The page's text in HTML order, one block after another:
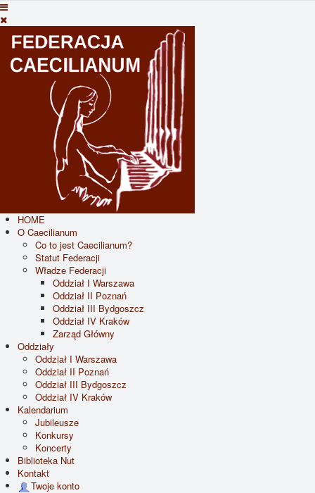
HOME
O Caecilianum
Co to jest Caecilianum?
Statut Federacji
Władze Federacji
Oddział I Warszawa
Oddział II Poznań
Oddział III Bydgoszcz
Oddział IV Kraków
Zarząd Główny
Oddziały
Oddział I Warszawa
Oddział II Poznań
Oddział III Bydgoszcz
Oddział IV Kraków
Kalendarium
Jubileusze
Konkursy
Koncerty
Biblioteka Nut
Kontakt
Twoje konto